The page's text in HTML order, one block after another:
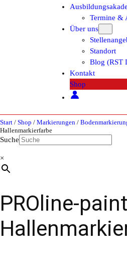
Termine &
Über uns
Standort
Blog (RST
Kontakt
Shop
Start / Shop / Markierungen /
Hallenmarkierfarbe
Suche
×
PROline-paint